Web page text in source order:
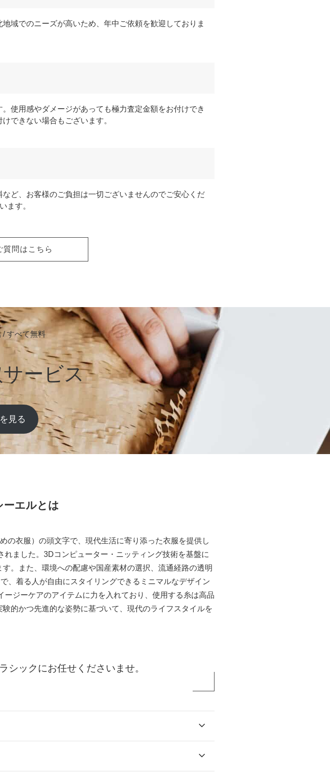
域でのニーズが高いため、年中ご依頼を歓迎しておりま
使用感やダメージがあっても極力査定金額をお付けでき
できない場合もございます。
ど、お客様のご負担は一切ございませんのでご安心くだ
ます。
質問はこちら
/ すべて無料
ービス
見る
ーエルとは
衣服）の頭文字で、現代生活に寄り添った衣服を提供し
ました。3Dコンピューター・ニッティング技術を基盤に
。また、環境への配慮や国産素材の選択、流通経路の透明
、着る人が自由にスタイリングできるミニマルなデザイン
ジーケアのアイテムに力を入れており、使用する糸は高品
的かつ先進的な姿勢に基づいて、現代のライフスタイルを
シックにお任せくださいませ。